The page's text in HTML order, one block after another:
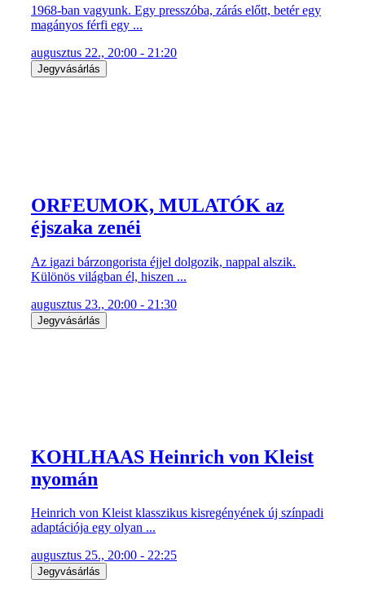
1968-ban vagyunk. Egy presszóba, zárás előtt, betér egy
magányos férfi egy ...
augusztus 22., 20:00 - 21:20
Jegyvásárlás
ORFEUMOK, MULATÓK az
éjszaka zenéi
Az igazi bárzongorista éjjel dolgozik, nappal alszik.
Különös világban él, hiszen ...
augusztus 23., 20:00 - 21:30
Jegyvásárlás
KOHLHAAS Heinrich von Kleist
nyomán
Heinrich von Kleist klasszikus kisregényének új színpadi
adaptációja egy olyan ...
augusztus 25., 20:00 - 22:25
Jegyvásárlás